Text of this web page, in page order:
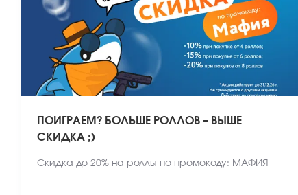
ПОИГРАЕМ? БОЛЬШЕ РОЛЛОВ – ВЫШЕ
СКИДКА ;)
Скидка до 20% на роллы по промокоду: МАФИЯ